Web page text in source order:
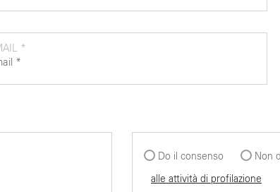
*
Do il consenso
Non
alle attività di profilazione